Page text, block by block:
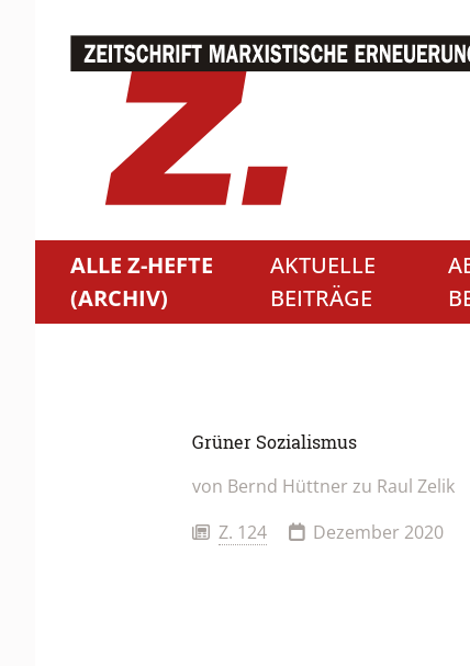
ALLE Z-HEFTE
(ARCHIV)
AKTUELLE
BEITRÄGE
Grüner Sozialismus
von Bernd Hüttner zu Raul Zelik
Z. 124
Dezember 2020